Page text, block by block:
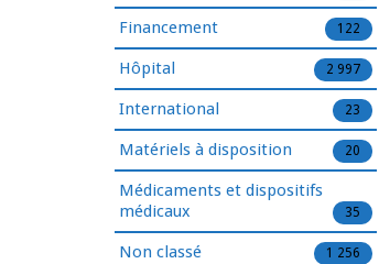
Financement 122
Hôpital 2 997
International 23
Matériels à disposition 20
Médicaments et dispositifs
médicaux
35
Non classé 1 256